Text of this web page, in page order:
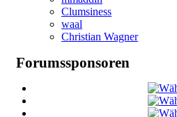
Clumsiness
waal
Christian Wagner
Forumssponsoren